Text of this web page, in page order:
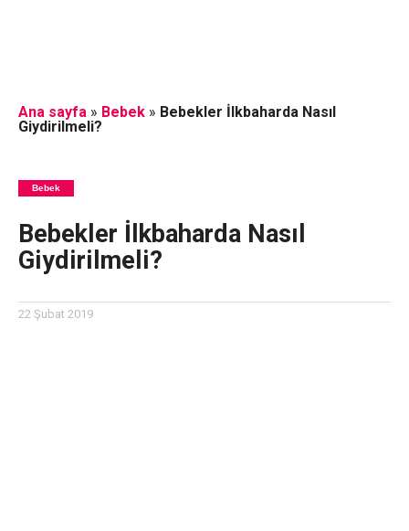
Ana sayfa» Bebek» Bebekler İlkbaharda Nasıl
Giydirilmeli?
Bebek
Bebekler İlkbaharda Nasıl
Giydirilmeli?
22 Şubat 2019